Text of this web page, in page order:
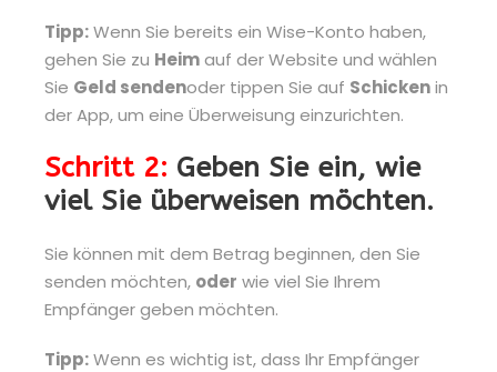
Tipp:Wenn Sie bereits ein Wise-Konto haben,
gehen Sie zu Heimauf der Website und wählen
Sie Geld sendenoder tippen Sie auf Schickenin
der App, um eine Überweisung einzurichten.
Schritt 2: Geben Sie ein, wie
viel Sie überweisen möchten.
Sie können mit dem Betrag beginnen, den Sie
senden möchten, oder wie viel Sie Ihrem
Empfänger geben möchten.
Tipp:Wenn es wichtig ist, dass Ihr Empfänger